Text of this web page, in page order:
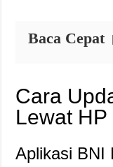
Baca Cepat
Cara
Lewat HP
Aplikasi BNI